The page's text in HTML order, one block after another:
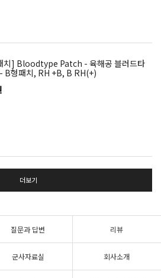
치] Bloodtype Patch - 육해공 블러드타
B형패치, RH +B, B RH(+)
더보기
질문과 답변 리뷰
군사자료실 회사소개